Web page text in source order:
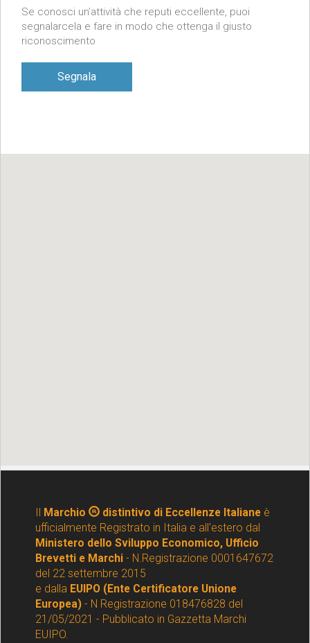
Se conosci un’attività che reputi eccellente, puoi
segnalarcela e fare in modo che ottenga il giusto
riconoscimento
Segnala
Marchio distintivo di Eccellenze Italianeè
ufficialmente Registrato in Italia e all'estero dal
Ministero dello Sviluppo Economico, Ufficio
Brevetti e Marchi - N.Registrazione 0001647672
del 22 settembre 2015
e dalla EUIPO (Ente Certificatore Unione
Europea) - N Registrazione 018476828 del
21/05/2021 - Pubblicato in Gazzetta Marchi
EUIPO.